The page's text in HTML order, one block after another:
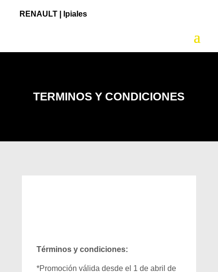
RENAULT | Ipiales
TERMINOS Y CONDICIONES
Términos y condiciones:
*Promoción válida desde el 1 de abril de